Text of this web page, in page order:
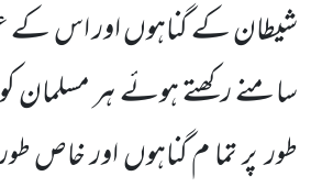
شیطان کے گناہوں اور اس کے
سامنے رکھتے ہوئے ہر مسلمان
طور پر تما م گناہوں اور خاص